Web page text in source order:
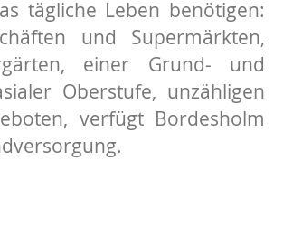
tägliche Leben benötigen:
und Supermärkten,
einer Grund- und
Oberstufe, unzähligen
verfügt Bordesholm